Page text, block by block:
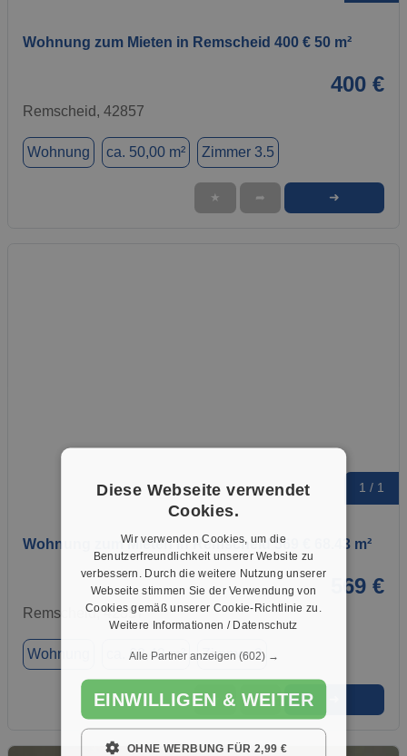
Wohnung zum Mieten in Remscheid 400 € 50 m²
400 €
Remscheid, 42857
Wohnung ca. 50,00 m² Zimmer 3.5
★ ➦ ➜
1 / 1
Wohnung zum Mieten in Remscheid 569 € 68.43 m²
569 €
Remscheid, 42857
Wohnung ca. 68,43 m² Zimmer 3
★ ➦
Diese Webseite verwendet
Cookies.
Wir verwenden Cookies, um die
Benutzerfreundlichkeit unserer Website zu
verbessern. Durch die weitere Nutzung unserer
Webseite stimmen Sie der Verwendung von
Cookies gemäß unserer Cookie-Richtlinie zu.
Weitere Informationen / Datenschutz
Alle Partner anzeigen (602) →
EINWILLIGEN & WEITER
OHNE WERBUNG FÜR 2,99 €